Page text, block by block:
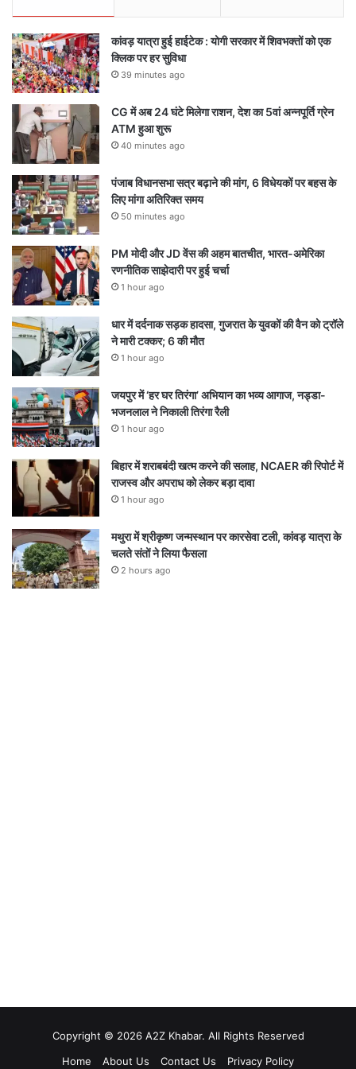
कांवड़ यात्रा हुई हाईटेक : योगी सरकार में शिवभक्तों को एक
क्लिक पर हर सुविधा
39 minutes ago
CG में अब 24 घंटे मिलेगा राशन, देश का 5वां अन्नपूर्ति ग्रेन
ATM हुआ शुरू
40 minutes ago
पंजाब विधानसभा सत्र बढ़ाने की मांग, 6 विधेयकों पर बहस के
लिए मांगा अतिरिक्त समय
50 minutes ago
PM मोदी और JD वेंस की अहम बातचीत, भारत-अमेरिका
रणनीतिक साझेदारी पर हुई चर्चा
1 hour ago
धार में दर्दनाक सड़क हादसा, गुजरात के युवकों की वैन को ट्रॉले
ने मारी टक्कर; 6 की मौत
1 hour ago
जयपुर में ‘हर घर तिरंगा’ अभियान का भव्य आगाज, नड्डा-
भजनलाल ने निकाली तिरंगा रैली
1 hour ago
बिहार में शराबबंदी खत्म करने की सलाह, NCAER की रिपोर्ट में
राजस्व और अपराध को लेकर बड़ा दावा
1 hour ago
मथुरा में श्रीकृष्ण जन्मस्थान पर कारसेवा टली, कांवड़ यात्रा के
चलते संतों ने लिया फैसला
2 hours ago
Copyright © 2026 A2Z Khabar. All Rights Reserved
Home
About Us Contact Us Privacy Policy